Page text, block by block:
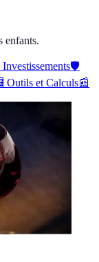
enfants.
Investissements🛡️
Outils et Calculs📰